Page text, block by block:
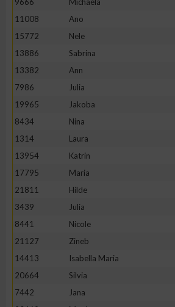
11008
Ano
15772
Nele
13886
Sabrina
13382
Ann
7986
Julia
19965
Jakoba
8434
Nina
1314
Laura
13954
Katrin
17795
Maria
21811
Hilde
3439
Julia
8441
Nicole
21127
Zineb
14413
Isabella Maria
20664
Silvia
7442
Jana
Erstellung von Profilen zur
Messung der Werbeleistung
Messung der Performance von Inhalten
Analyse von Zielgruppen durch
Entwicklung und Verbesserung der
IAB-Besonderheiten: